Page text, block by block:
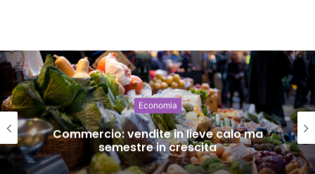
Economia
Commercio: vendite in lieve calo ma
semestre in crescita